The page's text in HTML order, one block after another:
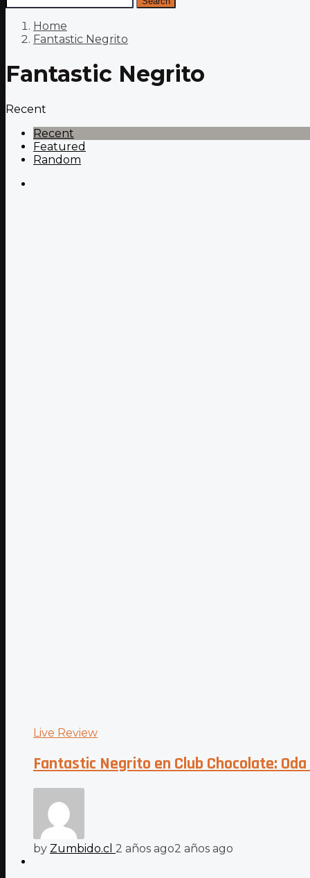
Home
Fantastic Negrito
Fantastic Negrito
Recent
Recent
Featured
Random
Live Review
Fantastic Negrito en Club Chocolate:
by Zumbido.cl 2 años ago2 años ago